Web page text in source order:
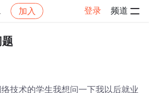
加入 登录 频道
技术的学生我想问一下我以后就业